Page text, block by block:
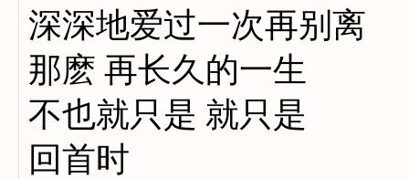
深深地爱过一次再别离
那麽 再长久的一生
不也就只是 就只是
回首时